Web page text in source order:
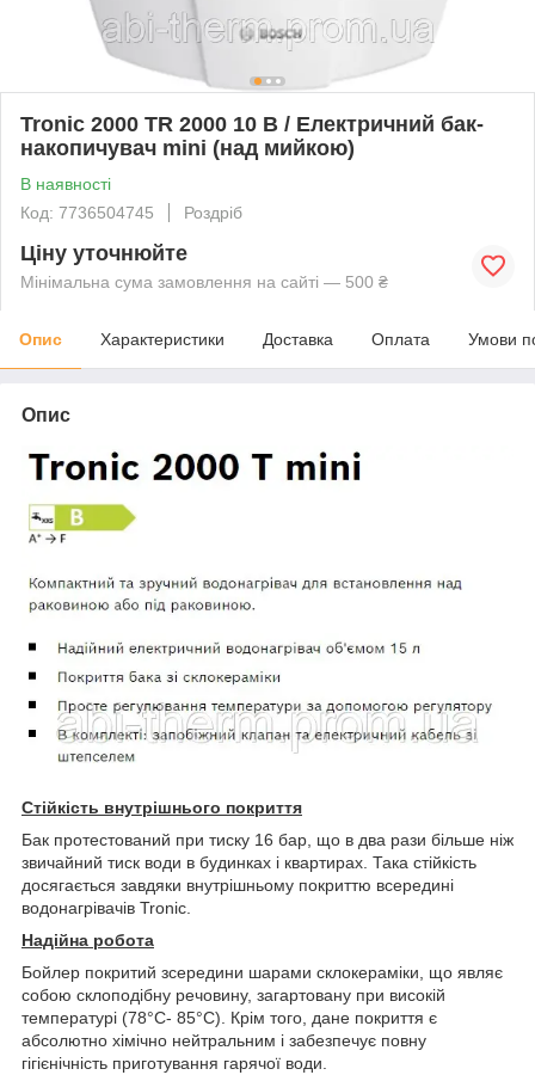
Tronic 2000 TR 2000 10 В / Електричний бак-
накопичувач mini (над мийкою)
В наявності
Код: 7736504745
Роздріб
Ціну уточнюйте
Мінімальна сума замовлення на сайті — 500 ₴
Опис Характеристики Доставка Оплата Умови
Опис
Стійкість внутрішнього покриття
Бак протестований при тиску 16 бар, що в два рази більше ніж
звичайний тиск води в будинках і квартирах. Така стійкість
досягається завдяки внутрішньому покриттю всередині
водонагрівачів Tronic.
Надійна робота
Бойлер покритий зсередини шарами склокераміки, що являє
собою склоподібну речовину, загартовану при високій
температурі (78°С- 85°С). Крім того, дане покриття є
абсолютно хімічно нейтральним і забезпечує повну
гігієнічність приготування гарячої води.